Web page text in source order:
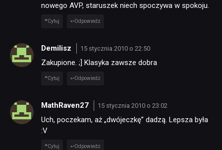
nowego AVP, staruszek niech spoczywa w spokoju.
Cytuj Odpowiedz
Demilisz 15 stycznia 2010 o 22:50
Zakupione. ;] Klasyka zawsze dobra
Cytuj Odpowiedz
MathRaven27 15 stycznia 2010 o 23:02
Uch, poczekam, aż „dwójeczkę” dadzą. Lepsza była
:V
Cytuj Odpowiedz